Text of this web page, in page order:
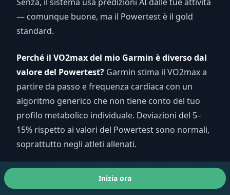
— comunque buone, ma il Powertest è il gold
standard.
Perché il VO2max del mio Garmin è diverso dal
valore del Powertest? Garmin stima il VO2max a
partire da passo e frequenza cardiaca con un
algoritmo generico che non tiene conto del tuo
profilo metabolico individuale. Deviazioni del 5–
15% rispetto ai valori del Powertest sono normali,
soprattutto negli atleti allenati.
Inizia ora